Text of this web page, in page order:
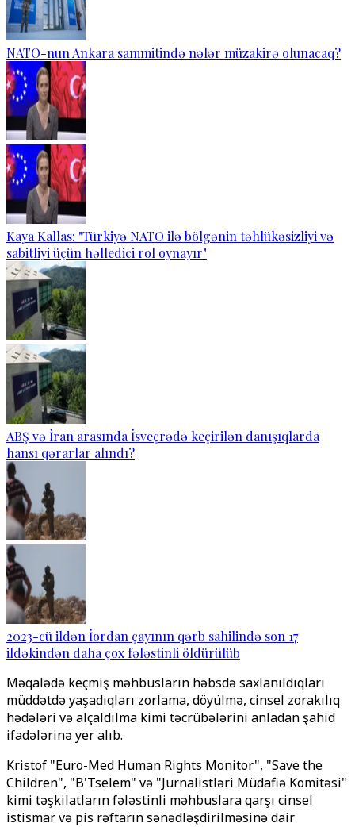
NATO-nun Ankara sammitində nələr müzakirə olunacaq?
Kaya Kallas: "Türkiyə NATO ilə bölgənin təhlükəsizliyi və
sabitliyi üçün həlledici rol oynayır"
ABŞ və İran arasında İsveçrədə keçirilən danışıqlarda
hansı qərarlar alındı?
2023-cü ildən İordan çayının qərb sahilində son 17
ildəkindən daha çox fələstinli öldürülüb
Məqalədə keçmiş məhbusların həbsdə saxlanıldıqları
müddətdə yaşadıqları zorlama, döyülmə, cinsel zorakılıq
hədələri və alçaldılma kimi təcrübələrini anladan şahid
ifadələrinə yer alıb.
Kristof "Euro-Med Human Rights Monitor", "Save the
Children", "B'Tselem" və "Jurnalistləri Müdafiə Komitəsi"
kimi təşkilatların fələstinli məhbuslara qarşı cinsel
istismar və pis rəftarın sənədləşdirilməsinə dair